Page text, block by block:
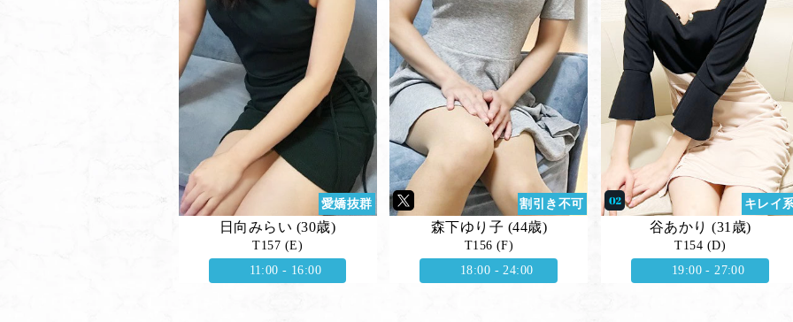
日向みらい (30歳)
T157 (E)
11:00 - 16:00
愛嬌抜群
森下ゆり子 (44歳)
T156 (F)
18:00 - 24:00
割引き不可
谷あかり (31歳)
T154 (D)
19:00 - 27:00
キレイ